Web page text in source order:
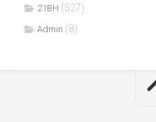
21BH (527)
Admin (8)